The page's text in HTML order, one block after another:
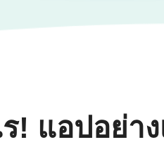
! แอปอย่า